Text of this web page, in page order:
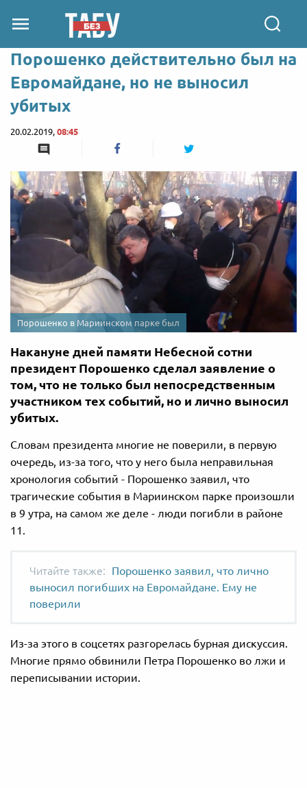
Порошенко действительно был на
Евромайдане, но не выносил
убитых
20.02.2019, 08:45
Порошенко в Мариинском парке был
Накануне дней памяти Небесной сотни
президент Порошенко сделал заявление о
том, что не только был непосредственным
участником тех событий, но и лично выносил
убитых.
Словам президента многие не поверили, в первую
очередь, из-за того, что у него была неправильная
хронология событий - Порошенко заявил, что
трагические события в Мариинском парке произошли
в 9 утра, на самом же деле - люди погибли в районе
11.
Порошенко заявил, что лично
выносил погибших на Евромайдане. Ему не
поверили
Из-за этого в соцсетях разгорелась бурная дискуссия.
Многие прямо обвинили Петра Порошенко во лжи и
переписывании истории.